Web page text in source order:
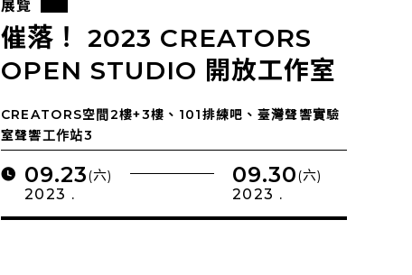
展覽
催落！ 2023 CREATORS
OPEN STUDIO 開放工作室
CREATORS空間2樓+3樓、101排練吧、臺灣聲響實驗
室聲響工作站3
09.23(六)
2023 .
09.30(六)
2023 .